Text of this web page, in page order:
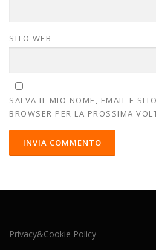
SITO WEB
SALVA IL MIO NOME, EMAIL E
BROWSER PER LA PROSSIMA
Privacy&Cookie Policy